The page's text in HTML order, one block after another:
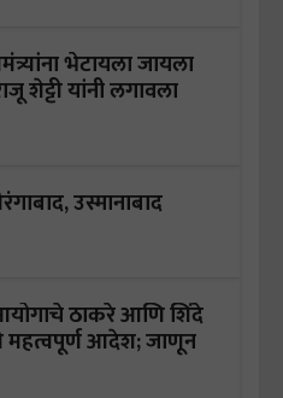
भेटायला जायला
शेट्टी यांनी लगावला
उस्मानाबाद
ठाकरे आणि शिंदे
महत्वपूर्ण आदेश; जाणून